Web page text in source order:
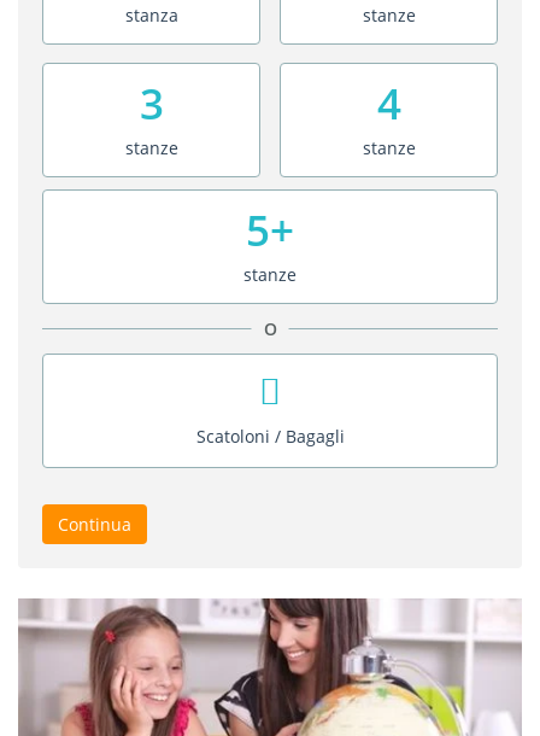
stanza stanze
3
stanze
4
stanze
5+
stanze
O
Scatoloni / Bagagli
Continua